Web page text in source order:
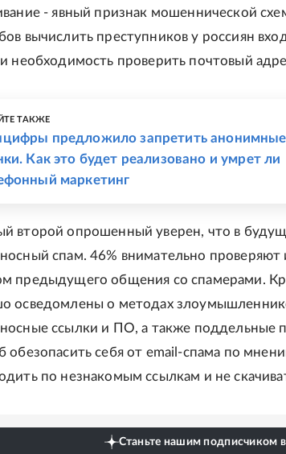
- явный признак мошеннической
вычислить преступников у россиян
необходимость проверить почтовый
ТАКЖЕ
предложило запретить
Как это будет реализовано и умрет ли
маркетинг
второй опрошенный уверен, что в
спам. 46% внимательно
предыдущего общения со спамерами.
осведомлены о методах
ссылки и ПО, а также поддельные
обезопасить себя от email-спама по
по незнакомым ссылкам и не
Станьте нашим подписчиком